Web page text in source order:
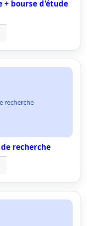
+ bourse d'étude
recherche
recherche